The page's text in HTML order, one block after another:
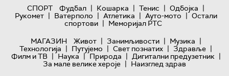
СПОРТ
Фудбал | Кошарка | Тенис | Одбојка |
Рукомет | Ватерполо | Атлетика | Ауто-мото | Остали
спортови | Меморијал РТС
МАГАЗИН
Живот | Занимљивости | Музика |
Технологијa | Путујемо | Свет познатих | Здравље |
Филм и ТВ | Наука | Природа | Дигитални предузетник |
За мале велике хероје | Наизглед здрав